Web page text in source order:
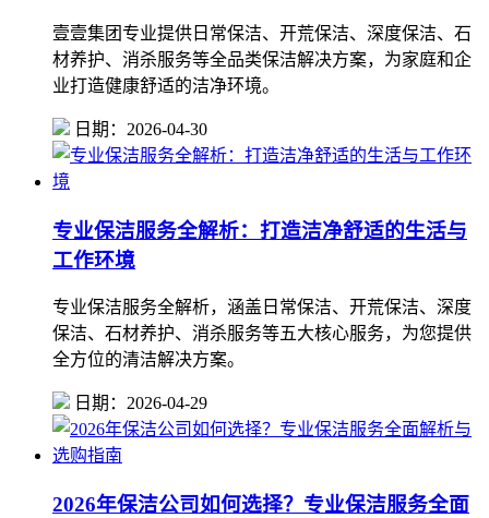
壹壹集团专业提供日常保洁、开荒保洁、深度保洁、石
材养护、消杀服务等全品类保洁解决方案，为家庭和企
业打造健康舒适的洁净环境。
日期：2026-04-30
专业保洁服务全解析：打造洁净舒适的生活与
工作环境
专业保洁服务全解析，涵盖日常保洁、开荒保洁、深度
保洁、石材养护、消杀服务等五大核心服务，为您提供
全方位的清洁解决方案。
日期：2026-04-29
2026年保洁公司如何选择？专业保洁服务全面